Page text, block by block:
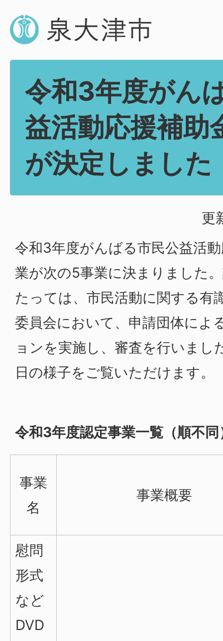
令和3年度がん
益活動応援補助
が決定しました
更
令和3年度がんばる市民公益活
業が次の5事業に決まりました
たっては、市民活動に関する有
委員会において、申請団体によ
ョンを実施し、審査を行いまし
日の様子をご覧いただけます。
令和3年度認定事業一覧（順不同
事業
名
事業概要
慰問
形式
など
DVD